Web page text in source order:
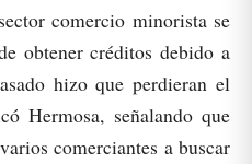
comercio minorista se
obtener créditos debido a
hizo que perdieran el
Hermosa, señalando que
comerciantes a buscar